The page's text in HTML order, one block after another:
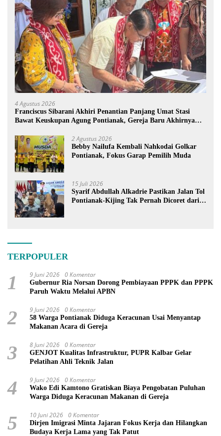
4 Agustus 2026
Franciscus Sibarani Akhiri Penantian Panjang Umat Stasi
Bawat Keuskupan Agung Pontianak, Gereja Baru Akhirnya
2 Agustus 2026
Bebby Nailufa Kembali Nahkodai Golkar
Pontianak, Fokus Garap Pemilih Muda
15 Juli 2026
Syarif Abdullah Alkadrie Pastikan Jalan Tol
Pontianak-Kijing Tak Pernah Dicoret dari
TERPOPULER
1 9 Juni 2026 0 Komentar
Gubernur Ria Norsan Dorong Pembiayaan PPPK dan PPPK
Paruh Waktu Melalui APBN
2 9 Juni 2026 0 Komentar
58 Warga Pontianak Diduga Keracunan Usai Menyantap
Makanan Acara di Gereja
3 8 Juni 2026 0 Komentar
GENJOT Kualitas Infrastruktur, PUPR Kalbar Gelar
Pelatihan Ahli Teknik Jalan
4 9 Juni 2026 0 Komentar
Wako Edi Kamtono Gratiskan Biaya Pengobatan Puluhan
Warga Diduga Keracunan Makanan di Gereja
5 10 Juni 2026 0 Komentar
Dirjen Imigrasi Minta Jajaran Fokus Kerja dan Hilangkan
Budaya Kerja Lama yang Tak Patut